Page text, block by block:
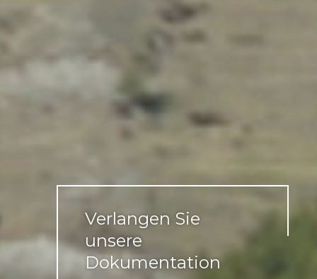
Verlangen Sie
unsere
Dokumentation